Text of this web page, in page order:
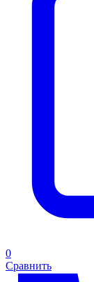
0
Сравнить